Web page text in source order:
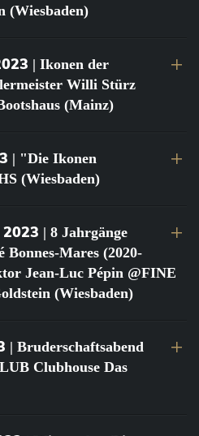
(Wiesbaden)
| Ikonen der
Willi Stürz
(Mainz)
| "Die Ikonen
(Wiesbaden)
| 8 Jahrgänge
Bonnes-Mares (2020-
Jean-Luc Pépin @FINE
(Wiesbaden)
| Bruderschaftsabend
Clubhouse Das